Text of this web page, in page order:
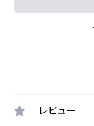
レビュー